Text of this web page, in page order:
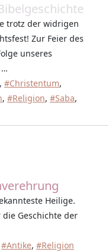
trotz der widrigen
Zur Feier des
unseres
…
, #Christentum,
, #Religion, #Saba,
Heilige.
Geschichte der
#Antike, #Religion